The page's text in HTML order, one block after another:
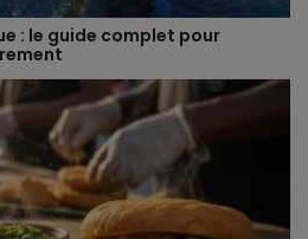
: le guide complet pour